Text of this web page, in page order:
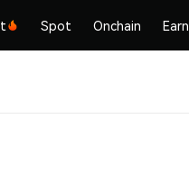
Spot Onchain Earn